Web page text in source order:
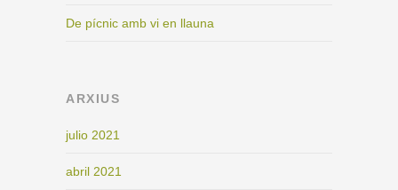
De pícnic amb vi en llauna
ARXIUS
julio 2021
abril 2021